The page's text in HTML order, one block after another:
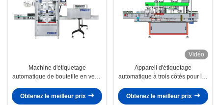
Machine d'étiquetage
automatique de bouteille en verre
Obtenez le meilleur prix
Vidéo
Appareil d'étiquetage
automatique à trois côtés pour les
Obtenez le meilleur prix